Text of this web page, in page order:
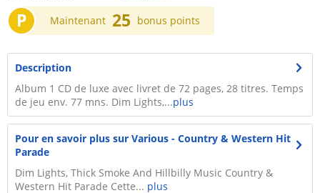
P Maintenant 25 bonus points
Description
Album 1 CD de luxe avec livret de 72 pages, 28 titres. Temps
de jeu env. 77 mns. Dim Lights,...plus
Pour en savoir plus sur Various - Country & Western Hit
Parade
Dim Lights, Thick Smoke And Hillbilly Music Country &
Western Hit Parade Cette... plus